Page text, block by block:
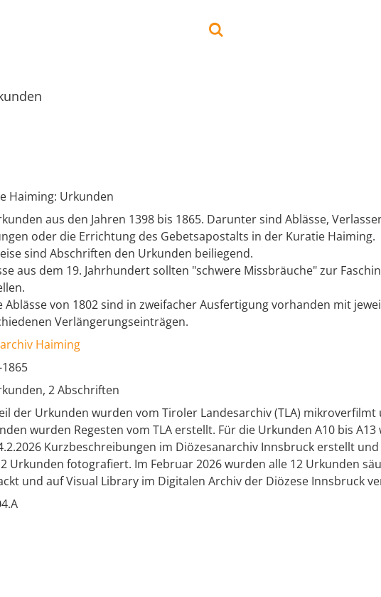
Haiming: Urkunden
aus den Jahren 1398 bis 1865. Darunter sind Ablässe,
oder die Errichtung des Gebetsapostalts in der Kuratie Haiming.
sind Abschriften den Urkunden beiliegend.
aus dem 19. Jahrhundert sollten "schwere Missbräuche" zur
Ablässe von 1802 sind in zweifacher Ausfertigung vorhanden mit
Verlängerungseinträgen.
Haiming
2 Abschriften
der Urkunden wurden vom Tiroler Landesarchiv (TLA)
wurden Regesten vom TLA erstellt. Für die Urkunden A10 bis A13
Kurzbeschreibungen im Diözesanarchiv Innsbruck erstellt
Urkunden fotografiert. Im Februar 2026 wurden alle 12 Urkunden
und auf Visual Library im Digitalen Archiv der Diözese Innsbruck